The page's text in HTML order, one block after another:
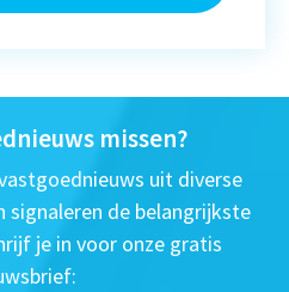
missen?
uit diverse
signaleren de belangrijkste
je in voor onze gratis